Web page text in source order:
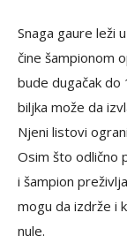
Snaga gaure leži
čine šampionom
bude dugačak do
biljka može da
Njeni listovi
Osim što odlično
i šampion
mogu da izdrže i
nule.